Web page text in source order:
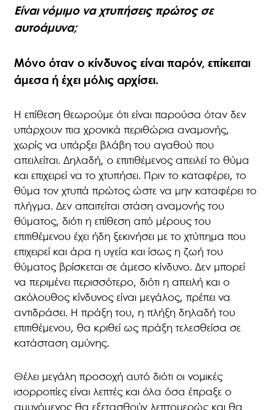
Είναι νόμιμο να χτυπήσεις πρώτος σε
αυτοάμυνα;
Μόνο όταν ο κίνδυνος είναι παρόν, επίκειται
άμεσα ή έχει μόλις αρχίσει.
Η επίθεση θεωρούμε ότι είναι παρούσα όταν δεν
υπάρχουν πια χρονικά περιθώρια αναμονής,
χωρίς να υπάρξει βλάβη του αγαθού που
απειλείται. Δηλαδή, ο επιτιθέμενος απειλεί το θύμα
και επιχειρεί να το χτυπήσει. Πριν το καταφέρει, το
θύμα τον χτυπά πρώτος ώστε να μην καταφέρει το
πλήγμα. Δεν απαιτείται στάση αναμονής του
θύματος, διότι η επίθεση από μέρους του
επιτιθέμενου έχει ήδη ξεκινήσει με το χτύπημα που
επιχειρεί και άρα η υγεία και ίσως η ζωή του
θύματος βρίσκεται σε άμεσο κίνδυνο. Δεν μπορεί
να περιμένει περισσότερο, διότι η απειλή και ο
ακόλουθος κίνδυνος είναι μεγάλος, πρέπει να
αντιδράσει. Η πράξη του, η πλήξη δηλαδή του
επιτιθέμενου, θα κριθεί ως πράξη τελεσθείσα σε
κατάσταση αμύνης.
Θέλει μεγάλη προσοχή αυτό διότι οι νομικές
ισορροπίες είναι λεπτές και όλα όσα έπραξε ο